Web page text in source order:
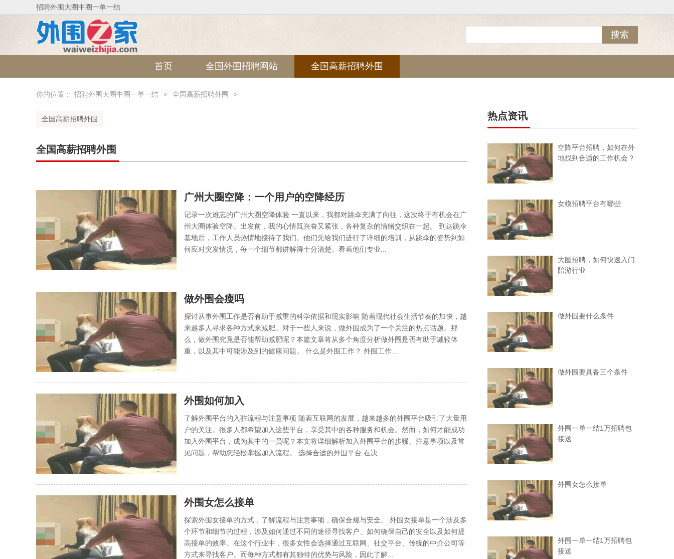
招聘外围大圈中圈一单一结
首页 全国外围招聘网站 全国高薪招聘外围
你的位置： 招聘外围大圈中圈一单一结 > 全国高薪招聘外围 >
全国高薪招聘外围
全国高薪招聘外围
‌广州大圈空降‌：一个用户的空降经历
记录一次难忘的广州大圈空降体验 一直以来，我都对跳伞充满了向往，这次终于有机会在广
州大圈体验空降。出发前，我的心情既兴奋又紧张，各种复杂的情绪交织在一起。 到达跳伞
基地后，工作人员热情地接待了我们。他们先给我们进行了详细的培训，从跳伞的姿势到如
何应对突发情况，每一个细节都讲解得十分清楚。看着他们专业...
做外围会瘦吗
探讨从事外围工作是否有助于减重的科学依据和现实影响 随着现代社会生活节奏的加快，越
来越多人寻求各种方式来减肥。对于一些人来说，做外围成为了一个关注的热点话题。那
么，做外围究竟是否能帮助减肥呢？本篇文章将从多个角度分析做外围是否有助于减轻体
重，以及其中可能涉及到的健康问题。 什么是外围工作？ 外围工作...
外围如何加入
了解外围平台的入驻流程与注意事项 随着互联网的发展，越来越多的外围平台吸引了大量用
户的关注。很多人都希望加入这些平台，享受其中的各种服务和机会。然而，如何才能成功
加入外围平台，成为其中的一员呢？本文将详细解析加入外围平台的步骤、注意事项以及常
见问题，帮助您轻松掌握加入流程。 选择合适的外围平台 在决...
外围女怎么接单
探索外围女接单的方式，了解流程与注意事项，确保合规与安全。 外围女接单是一个涉及多
个环节和细节的过程，涉及如何通过不同的途径寻找客户、如何确保自己的安全以及如何提
高接单的效率。在这个行业中，很多女性会选择通过互联网、社交平台、传统的中介公司等
方式来寻找客户。而每种方式都有其独特的优势与风险，因此了解...
热点资讯
空降平台招聘，如何在外
地找到合适的工作机会？
女模招聘平台有哪些
大圈招聘，如何快速入门
陪游行业
做外围要什么条件
做外围要具备三个条件
外围一单一结1万招聘包
接送
外围女怎么接单
外围一单一结1万招聘包
接送